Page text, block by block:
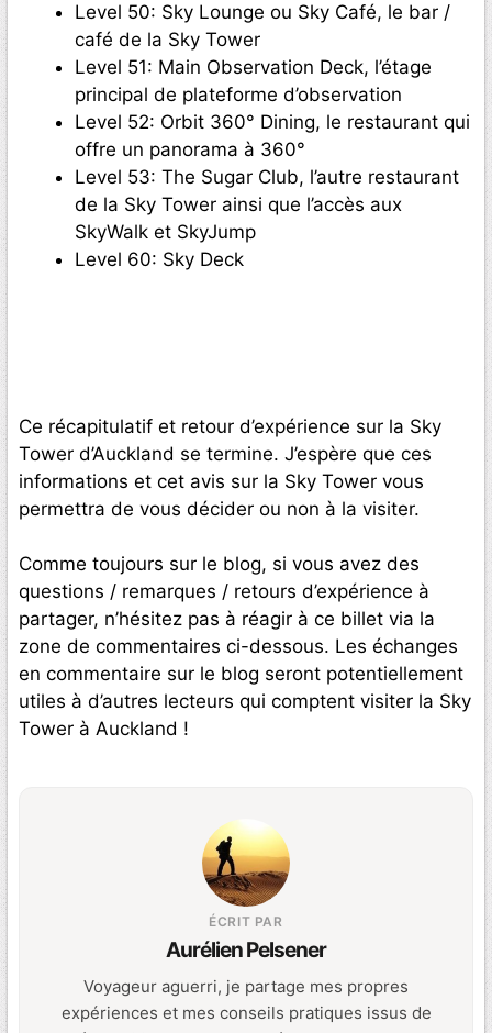
Level 50: Sky Lounge ou Sky Café, le bar /
café de la Sky Tower
Level 51: Main Observation Deck, l’étage
principal de plateforme d’observation
Level 52: Orbit 360° Dining, le restaurant qui
offre un panorama à 360°
Level 53: The Sugar Club, l’autre restaurant
de la Sky Tower ainsi que l’accès aux
SkyWalk et SkyJump
Level 60: Sky Deck
Ce récapitulatif et retour d’expérience sur la Sky
Tower d’Auckland se termine. J’espère que ces
informations et cet avis sur la Sky Tower vous
permettra de vous décider ou non à la visiter.
Comme toujours sur le blog, si vous avez des
questions / remarques / retours d’expérience à
partager, n’hésitez pas à réagir à ce billet via la
zone de commentaires ci-dessous. Les échanges
en commentaire sur le blog seront potentiellement
utiles à d’autres lecteurs qui comptent visiter la Sky
Tower à Auckland !
ÉCRIT PAR
Aurélien Pelsener
Voyageur aguerri, je partage mes propres
expériences et mes conseils pratiques issus de